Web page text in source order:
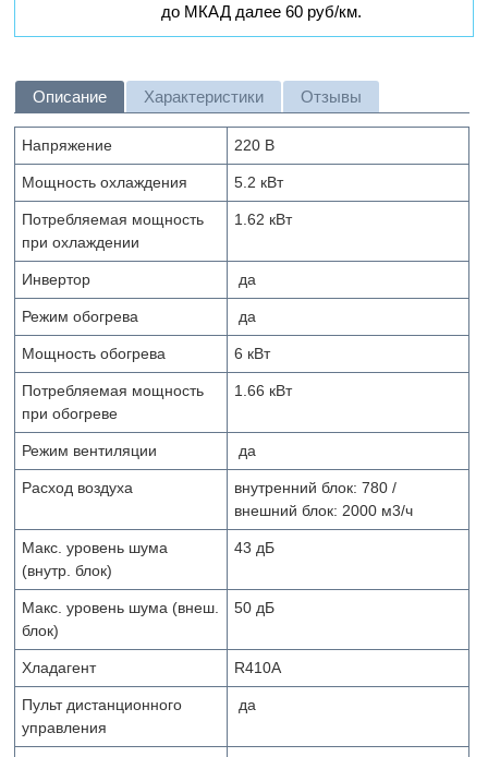
до МКАД далее 60 руб/км.
Описание Характеристики Отзывы
Напряжение 220 В
Мощность охлаждения 5.2 кВт
Потребляемая мощность
при охлаждении
1.62 кВт
Инвертор да
Режим обогрева да
Мощность обогрева 6 кВт
Потребляемая мощность
при обогреве
1.66 кВт
Режим вентиляции да
Расход воздуха
внутренний блок: 780 /
внешний блок: 2000 м3/ч
Макс. уровень шума
(внутр. блок)
43 дБ
Макс. уровень шума (внеш.
блок)
50 дБ
Хладагент R410A
Пульт дистанционного
управления
да